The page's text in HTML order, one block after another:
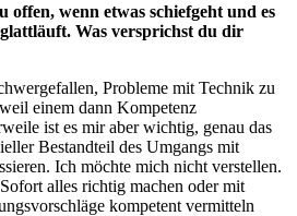
offen, wenn etwas schiefgeht und es
Was versprichst du dir
Probleme mit Technik zu
einem dann Kompetenz
ist es mir aber wichtig, genau das
Bestandteil des Umgangs mit
Ich möchte mich nicht verstellen.
alles richtig machen oder mit
kompetent vermitteln